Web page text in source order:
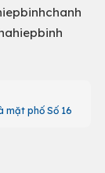
mặt phố Số 16